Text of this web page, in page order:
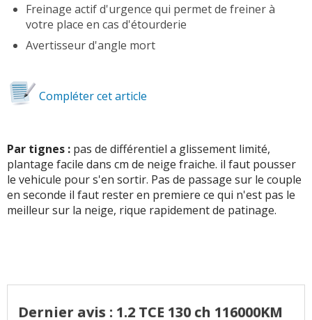
Freinage actif d'urgence qui permet de freiner à
votre place en cas d'étourderie
Avertisseur d'angle mort
Compléter cet article
Par tignes : pas de différentiel a glissement limité,
plantage facile dans cm de neige fraiche. il faut pousser
le vehicule pour s'en sortir. Pas de passage sur le couple
en seconde il faut rester en premiere ce qui n'est pas le
meilleur sur la neige, rique rapidement de patinage.
Dernier avis : 1.2 TCE 130 ch 116000KM